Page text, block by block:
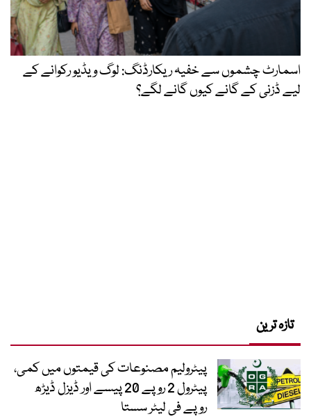
اسمارٹ چشموں سے خفیہ ریکارڈنگ: لوگ ویڈیو رکوانے کے
لیے ڈزنی کے گانے کیوں گانے لگے؟
تازہ ترین
پیٹرولیم مصنوعات کی قیمتوں میں کمی،
پیٹرول 2 روپے 20 پیسے اور ڈیزل ڈیڑھ
روپے فی لیٹر سستا